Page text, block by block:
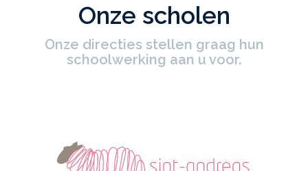
Onze scholen
Onze directies stellen graag hun
schoolwerking aan u voor.